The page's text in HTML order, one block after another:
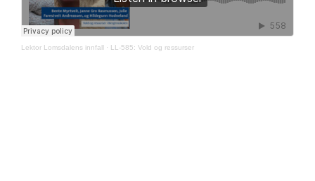
Lektor Lomsdalens innfall · LL-585: Vold og ressurser